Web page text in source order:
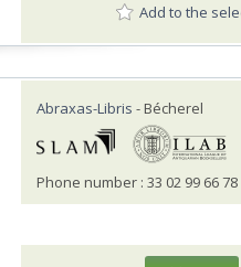
Add to the
Abraxas-Libris - Bécherel
Phone number : 33 02 99 66 78